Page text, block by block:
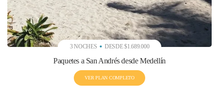
3 NOCHES DESDE $1.689.000
Paquetes a San Andrés desde Medellín
VER PLAN COMPLETO